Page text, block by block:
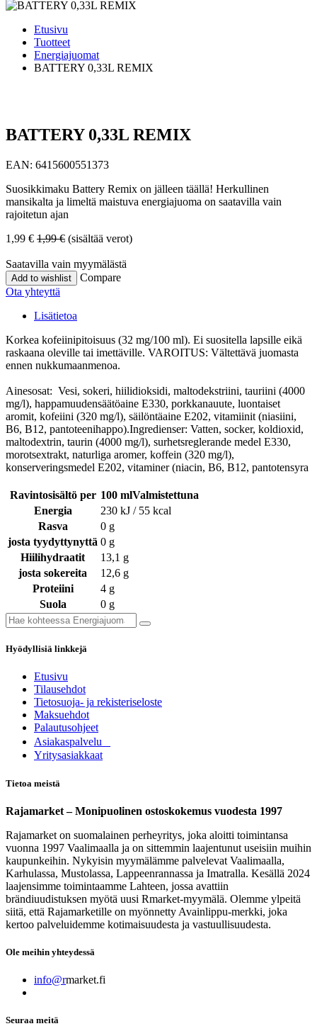
Etusivu
Tuotteet
Energiajuomat
BATTERY 0,33L REMIX
BATTERY 0,33L REMIX
EAN: 6415600551373
Suosikkimaku Battery Remix on jälleen täällä! Herkullinen
mansikalta ja limeltä maistuva energiajuoma on saatavilla vain
rajoitetun ajan
1,99 € 1,99€ (sisältää verot)
Saatavilla vain myymälästä
Add to wishlist
Compare
Ota yhteyttä
Lisätietoa
Korkea kofeiinipitoisuus (32 mg/100 ml). Ei suositella lapsille eikä
raskaana oleville tai imettäville. VAROITUS: Vältettävä juomasta
ennen nukkumaanmenoa.
Ainesosat: Vesi, sokeri, hiilidioksidi, maltodekstriini, tauriini (4000
mg/l), happamuudensäätöaine E330, porkkanauute, luontaiset
aromit, kofeiini (320 mg/l), säilöntäaine E202, vitamiinit (niasiini,
B6, B12, pantoteenihappo).Ingredienser: Vatten, socker, koldioxid,
maltodextrin, taurin (4000 mg/l), surhetsreglerande medel E330,
morotsextrakt, naturliga aromer, koffein (320 mg/l),
konserveringsmedel E202, vitaminer (niacin, B6, B12, pantotensyra
Ravintosisältö per 100 mlValmistettuna
Energia
230 kJ / 55 kcal
Rasva
0 g
josta tyydyttynyttä 0 g
Hiilihydraatit
13,1 g
josta sokereita
12,6 g
Proteiini
4 g
Suola
0 g
Hyödyllisiä linkkejä
Etusivu
Tilausehdot
Tietosuoja- ja rekisteriseloste
Maksuehdot
Palautusohjeet
Asia​k​aspalvelu
​Yritysasiakkaat
Tietoa meistä
Rajamarket – Monipuolinen ostoskokemus vuodesta 1997
Rajamarket on suomalainen perheyritys, joka aloitti toimintansa
vuonna 1997 Vaalimaalla ja on sittemmin laajentunut useisiin muihin
kaupunkeihin. Nykyisin myymälämme palvelevat Vaalimaalla,
Karhulassa, Mustolassa, Lappeenrannassa ja Imatralla. Kesällä 2024
laajensimme toimintaamme Lahteen, jossa avattiin
brändiuudistuksen myötä uusi Rmarket-myymälä. Olemme ylpeitä
siitä, että Rajamarketille on myönnetty Avainlippu-merkki, joka
kertoo palveluidemme kotimaisuudesta ja vastuullisuudesta.
Ole meihin yhteydessä
info@rmarket.fi
Seuraa meitä